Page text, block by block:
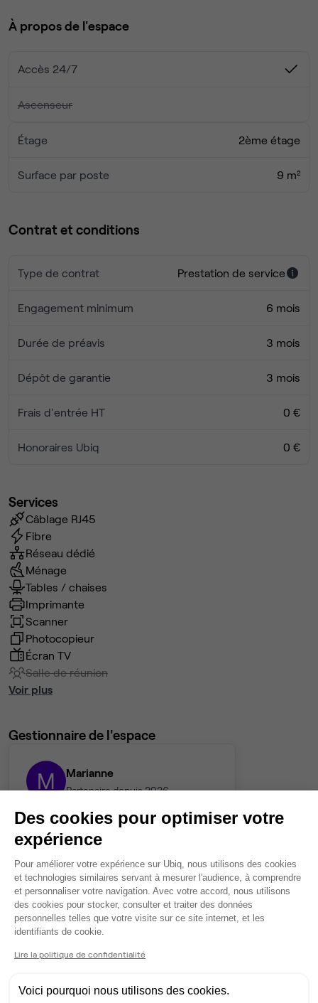
Une cave saine de 25 m² avec placards de rangement : un
sécurisé.
- Fibre très haut débit installée
vaisselle)
- Rangements et placards intégrés
• Dépôt de garantie : 3 mois
À propos de l'espace
Accès 24/7
Ascenseur
Étage 2ème étage
Surface par poste 9 m²
Contrat et conditions
Type de contrat Prestation de service
Engagement minimum 6 mois
Durée de préavis 3 mois
Dépôt de garantie 3 mois
Frais d'entrée HT 0 €
Honoraires Ubiq 0 €
Services
Câblage RJ45
Fibre
Réseau dédié
Ménage
Tables / chaises
Imprimante
Scanner
Photocopieur
Écran TV
Salle de réunion
Voir plus
Gestionnaire de l'espace
M Marianne
Partenaire depuis 2026
Répond en quelques heures
Des cookies pour optimiser votre
expérience
Plateforme de Gestion du
Pour améliorer votre expérience sur Ubiq, nous utilisons des cookies
et technologies similaires servant à mesurer l'audience, à comprendre
et personnaliser votre navigation. Avec votre accord, nous utilisons
des cookies pour stocker, consulter et traiter des données
personnelles telles que votre visite sur ce site internet, et les
identifiants de cookie.
Lire la politique de confidentialité
Voici pourquoi nous utilisons des cookies.